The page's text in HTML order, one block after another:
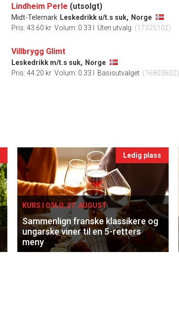
Lindheim Perle (utsolgt)
Midt-Telemark Leskedrikk u/t.s suk, Norge
Pris: 43.60 kr Volum: 0.33 l Uten utvalg (17325102)
Villbrygg Glimt
Leskedrikk m/t.s suk, Norge
Pris: 44.20 kr Volum: 0.33 l Basisutvalget (16803602)
Ledig plass
KURS I OSLO, 27. AUGUST
Sammenlign franske klassikere og
ungarske viner til en 5-retters
meny